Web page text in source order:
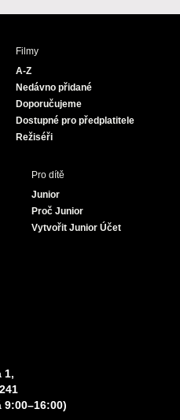
s
u
Filmy
A-Z
Nedávno přidané
Doporučujeme
Dostupné pro předplatitele
Režiséři
Pro dítě
Junior
Proč Junior
Vytvořit Junior Účet
1,
9:00–16:00)